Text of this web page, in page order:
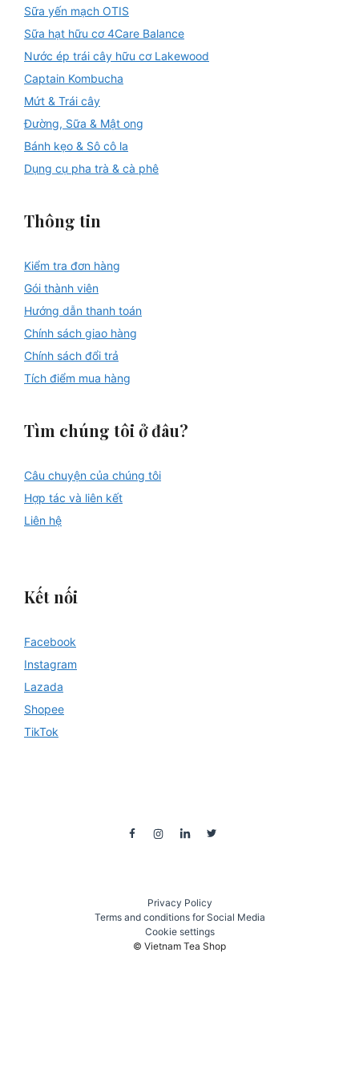
Sữa yến mạch OTIS
Sữa hạt hữu cơ 4Care Balance
Nước ép trái cây hữu cơ Lakewood
Captain Kombucha
Mứt & Trái cây
Đường, Sữa & Mật ong
Bánh kẹo & Sô cô la
Dụng cụ pha trà & cà phê
Thông tin
Kiểm tra đơn hàng
Gói thành viên
Hướng dẫn thanh toán
Chính sách giao hàng
Chính sách đổi trả
Tích điểm mua hàng
Tìm chúng tôi ở đâu?
Câu chuyện của chúng tôi
Hợp tác và liên kết
Liên hệ
Kết nối
Facebook
Instagram
Lazada
Shopee
TikTok
Privacy Policy
Terms and conditions for Social Media
Cookie settings
© Vietnam Tea Shop